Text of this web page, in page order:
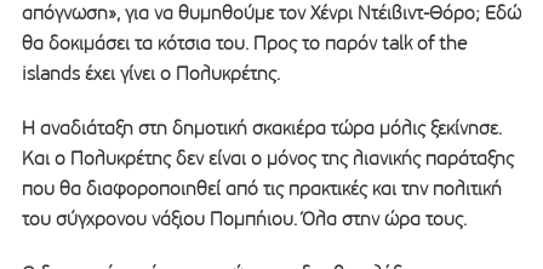
απόγνωση», για να θυμηθούμε τον Χένρι Ντέιβιντ-Θόρο; Εδώ
θα δοκιμάσει τα κότσια του. Προς το παρόν talk of the
islands έχει γίνει ο Πολυκρέτης.
Η αναδιάταξη στη δημοτική σκακιέρα τώρα μόλις ξεκίνησε.
Και ο Πολυκρέτης δεν είναι ο μόνος της λιανικής παράταξης
που θα διαφοροποιηθεί από τις πρακτικές και την πολιτική
του σύγχρονου νάξιου Πομπήιου. Όλα στην ώρα τους.